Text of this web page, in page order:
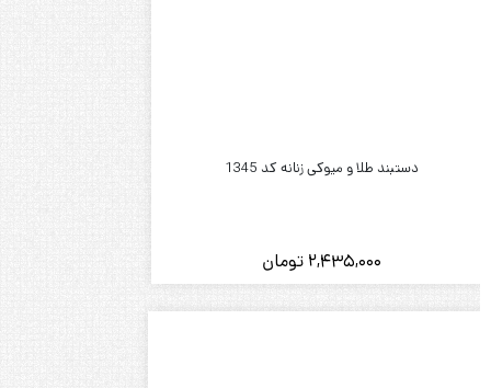
دستبند طلا و میوکی زنانه کد 1345
2,435,000تومان